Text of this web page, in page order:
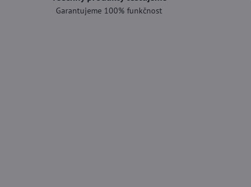
Garantujeme 100% funkčnost